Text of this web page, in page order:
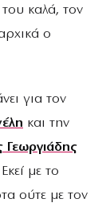
καλά, τον
ο
για τον
και την
Γεωργιάδης
με το
ούτε με τον